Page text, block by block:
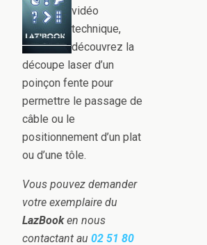
vidéo
technique,
découvrez la
découpe laser d’un
poinçon fente pour
permettre le passage de
câble ou le
positionnement d’un plat
ou d’une tôle.
Vous pouvez demander
votre exemplaire du
LazBooken nous
contactant au 02 51 80